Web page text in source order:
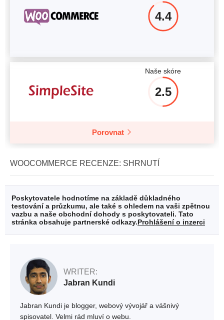
4.4
Naše skóre
2.5
Porovnat
WOOCOMMERCE RECENZE: SHRNUTÍ
Poskytovatele hodnotíme na základě důkladného
testování a průzkumu, ale také s ohledem na vaši zpětnou
vazbu a naše obchodní dohody s poskytovateli. Tato
stránka obsahuje partnerské odkazy.Prohlášení o inzerci
WRITER:
Jabran Kundi
Jabran Kundi je blogger, webový vývojář a vášnivý
spisovatel. Velmi rád mluví o webu.